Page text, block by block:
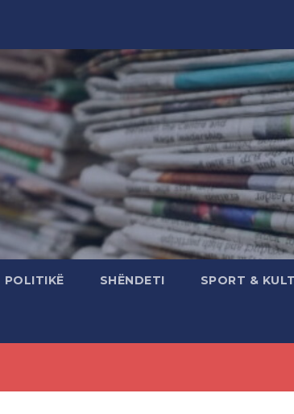
POLITIKË SHËNDETI SPORT &